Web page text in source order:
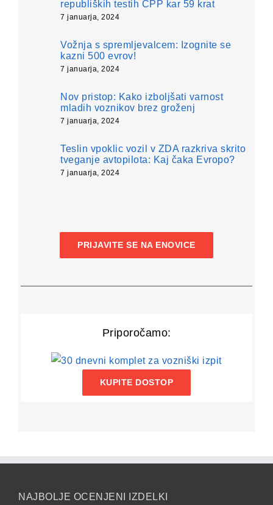
republiških testih CPP kar 59 krat
7 januarja, 2024
Vožnja s spremljevalcem: Izognite se
kazni 500 evrov!
7 januarja, 2024
Nov pristop: Kako izboljšati varnost
mladih voznikov brez groženj
7 januarja, 2024
Teslin vpoklic vozil v ZDA razkriva skrito
tveganje avtopilota: Kaj čaka Evropo?
7 januarja, 2024
PRIJAVITE SE NA ENOVICE
Priporočamo:
KUPITE DOSTOP
NAJBOLJE OCENJENI IZDELKI